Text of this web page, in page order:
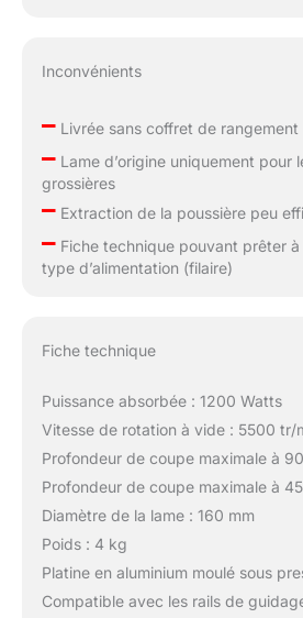
Inconvénients
–Livrée sans coffret de rangement
–Lame d’origine uniquement pour
grossières
–Extraction de la poussière peu
–Fiche technique pouvant prêter à
type d’alimentation (filaire)
Fiche technique
Puissance absorbée : 1200 Watts
Vitesse de rotation à vide : 5500 tr/
Profondeur de coupe maximale à
Profondeur de coupe maximale à
Diamètre de la lame : 160 mm
Poids : 4 kg
Platine en aluminium moulé sous
Compatible avec les rails de